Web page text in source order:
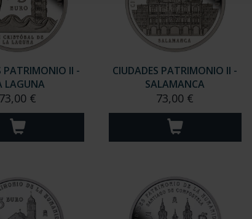
PATRIMONIO II -
LAGUNA
73,00 €
CIUDADES PATRIMONIO II -
SALAMANCA
73,00 €